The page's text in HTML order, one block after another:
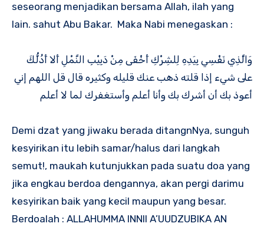
seseorang menjadikan bersama Allah, ilah yang
lain. sahut Abu Bakar. Maka Nabi menegaskan :
وَالَّذِي نَفْسِي بِيَدِهِ لِلشِرْكِ أَخْفَى مِنْ دَبِيْبِ النَّمْلِ أَلا أَدُلُّكَ
على شيء إذا قلته ذهب عنك قليله وكثيره قال قل اللهم إني
أعوذ بك أن أشرك بك وأنا أعلم وأستغفرك لما لا أعلم
Demi dzat yang jiwaku berada ditangnNya, sunguh
kesyirikan itu lebih samar/halus dari langkah
semut!, maukah kutunjukkan pada suatu doa yang
jika engkau berdoa dengannya, akan pergi darimu
kesyirikan baik yang kecil maupun yang besar.
Berdoalah : ALLAHUMMA INNII A’UUDZUBIKA AN